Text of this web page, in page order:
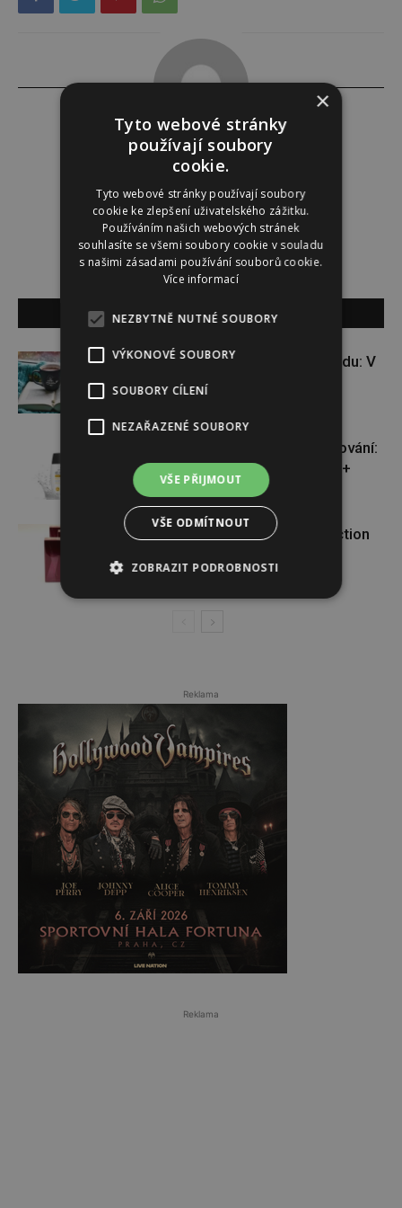
Redakce
Redakce magazínu Instinkt.
SOUVISEJÍCÍ ČLÁNKY
VÝHERCI: kniha pro dobrou náladu: V
padesáti na začátku
VÝHERCI: novinka ve světě opalování:
Heliocare Water Gel SPF 50+
VÝHERCI: o krásnou vůni Attraction
Reklama
Reklama
×
Tyto webové stránky
používají soubory
cookie.
Tyto webové stránky používají soubory
cookie ke zlepšení uživatelského zážitku.
Používáním našich webových stránek
souhlasíte se všemi soubory cookie v souladu
s našimi zásadami používání souborů cookie.
Více informací
NEZBYTNĚ NUTNÉ SOUBORY
VÝKONOVÉ SOUBORY
SOUBORY CÍLENÍ
NEZAŘAZENÉ SOUBORY
VŠE PŘIJMOUT
VŠE ODMÍTNOUT
ZOBRAZIT PODROBNOSTI